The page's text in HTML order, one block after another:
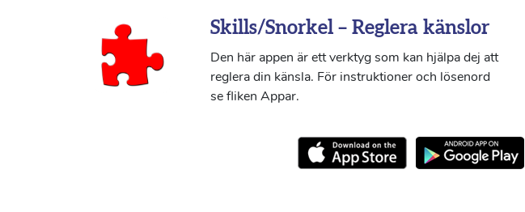
Skills/Snorkel – Reglera känslor
Den här appen är ett verktyg som kan hjälpa dej att
reglera din känsla. För instruktioner och lösenord
se fliken Appar.